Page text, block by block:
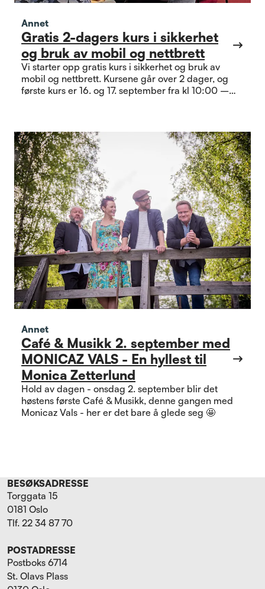
Annet
Gratis 2-dagers kurs i sikkerhet
og bruk av mobil og nettbrett
Vi starter opp gratis kurs i sikkerhet og bruk av
mobil og nettbrett. Kursene går over 2 dager, og
første kurs er 16. og 17. september fra kl 10:00 –
Annet
Café & Musikk 2. september med
MONICAZ VALS - En hyllest til
Monica Zetterlund
Hold av dagen - onsdag 2. september blir det
høstens første Café & Musikk, denne gangen med
Monicaz Vals - her er det bare å glede seg 🤩
BESØKSADRESSE
Torggata 15
0181 Oslo
Tlf. 22 34 87 70
POSTADRESSE
Postboks 6714
St. Olavs Plass